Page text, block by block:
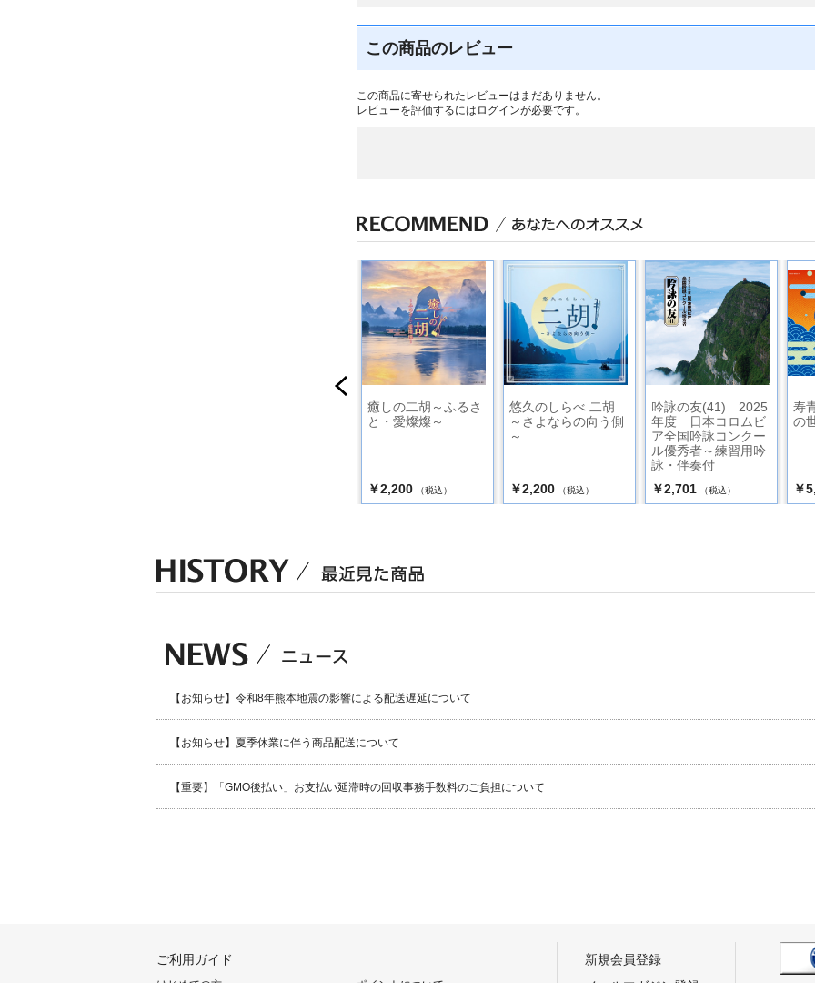
この商品のレビュー
この商品に寄せられたレビューはまだありません。
レビューを評価するには ログインが必要です。
癒しの二胡～ふるさ
と・愛燦燦～
￥2,200 （税込）
悠久のしらべ 二胡
～さよならの向う側
～
￥2,200 （税込）
吟詠の友(41) 2025
年度 日本コロムビ
ア全国吟詠コンクー
ル優秀者～練習用吟
詠・伴奏付
￥2,701
（税込）
寿
の
￥
【お知らせ】令和8年熊本地震の影響による配送遅延について
【お知らせ】夏季休業に伴う商品配送について
【重要】「GMO後払い」お支払い延滞時の回収事務手数料のご負担について
ご利用ガイド
新規会員登録